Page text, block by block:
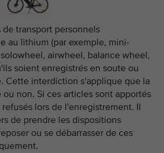
transport personnels
au lithium (par exemple, mini-
airwheel, balance wheel,
soient enregistrés en soute ou
Cette interdiction s'applique que la
non. Si ces articles sont apportés
lors de l'enregistrement. Il
de prendre les dispositions
ou se débarrasser de ces